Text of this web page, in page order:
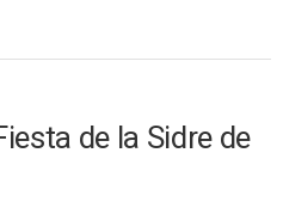
de la Sidre de